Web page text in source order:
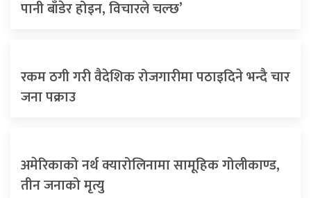
पानी बाँडेर होइन, विचारले चल्छ’
रकम ठगी गरी वैदेशिक रोजगारीमा पठाइदिने भन्दै चार
जना पक्राउ
अमेरिकाको नर्थ क्यारोलिनामा सामूहिक गोलीकाण्ड,
तीन जनाको मृत्यु